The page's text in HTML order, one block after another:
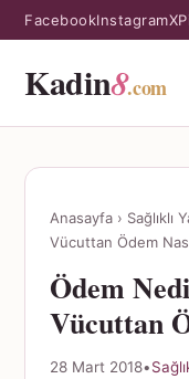
FacebookInstagramX
Kadin8.com
Anasayfa › Sağlıklı
Vücuttan Ödem
Ödem
Vücuttan
28 Mart 2018•